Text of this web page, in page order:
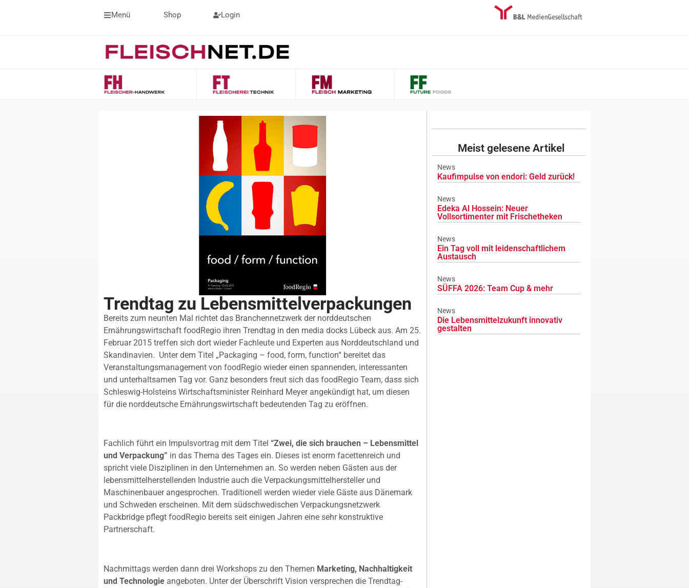
Menü Shop Login
Trendtag zu Lebensmittelverpackungen
Bereits zum neunten Mal richtet das Branchennetzwerk der norddeutschen
Ernährungswirtschaft foodRegio ihren Trendtag in den media docks Lübeck aus. Am 25.
Februar 2015 treffen sich dort wieder Fachleute und Experten aus Norddeutschland und
Skandinavien. Unter dem Titel „Packaging – food, form, function“ bereitet das
Veranstaltungsmanagement von foodRegio wieder einen spannenden, interessanten
und unterhaltsamen Tag vor. Ganz besonders freut sich das foodRegio Team, dass sich
Schleswig-Holsteins Wirtschaftsminister Reinhard Meyer angekündigt hat, um diesen
für die norddeutsche Ernährungswirtschaft bedeutenden Tag zu eröffnen.
Fachlich führt ein Impulsvortrag mit dem Titel “Zwei, die sich brauchen – Lebensmittel
und Verpackung” in das Thema des Tages ein. Dieses ist enorm facettenreich und
spricht viele Disziplinen in den Unternehmen an. So werden neben Gästen aus der
lebensmittelherstellenden Industrie auch die Verpackungsmittelhersteller und
Maschinenbauer angesprochen. Traditionell werden wieder viele Gäste aus Dänemark
und Schweden erscheinen. Mit dem südschwedischen Verpackungsnetzwerk
Packbridge pflegt foodRegio bereits seit einigen Jahren eine sehr konstruktive
Partnerschaft.
Nachmittags werden dann drei Workshops zu den Themen Marketing, Nachhaltigkeit
und Technologie angeboten. Unter der Überschrift Vision versprechen die Trendtag-
Meist gelesene Artikel
News
Kaufimpulse von endori: Geld zurück!
News
Edeka Al Hossein: Neuer
Vollsortimenter mit Frischetheken
News
Ein Tag voll mit leidenschaftlichem
Austausch
News
SÜFFA 2026: Team Cup & mehr
News
Die Lebensmittelzukunft innovativ
gestalten